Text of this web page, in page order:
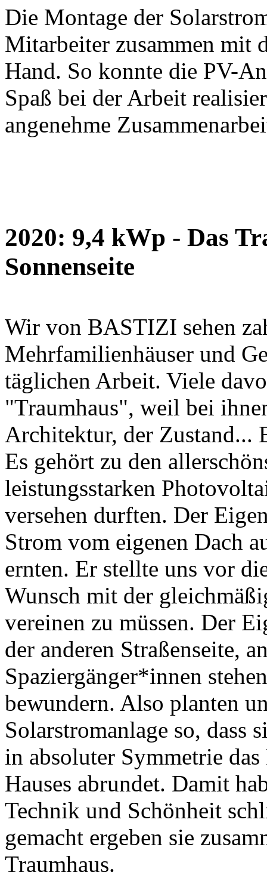
Die Montage der
Mitarbeiter zusammen mit
Hand. So konnte die PV-
Spaß bei der Arbeit
angenehme
2020: 9,4 kWp - Das
Sonnenseite
Wir von BASTIZI sehen
Mehrfamilienhäuser und
täglichen Arbeit. Viele
"Traumhaus", weil bei
Architektur, der Zustand...
Es gehört zu den
leistungsstarken
versehen durften. Der
Strom vom eigenen Dach
ernten. Er stellte uns vor
Wunsch mit der
vereinen zu müssen. Der
der anderen Straßenseite,
Spaziergänger*innen
bewundern. Also planten
Solarstromanlage so, dass
in absoluter Symmetrie
Hauses abrundet. Damit
Technik und Schönheit
gemacht ergeben sie
Traumhaus.